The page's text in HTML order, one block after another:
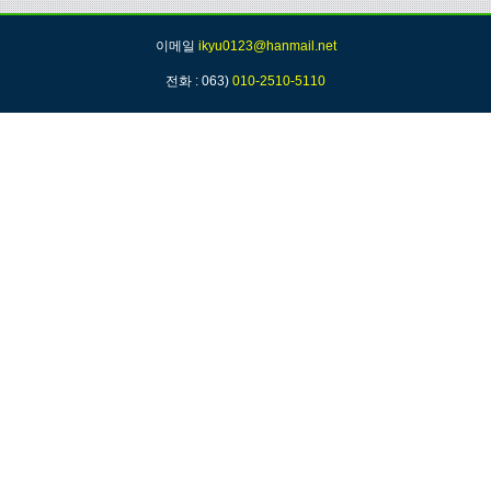
이메일 ikyu0123@hanmail.net
전화 : 063) 010-2510-5110